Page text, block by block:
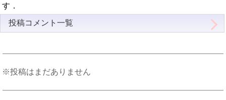
す．
投稿コメント一覧
※投稿はまだありません